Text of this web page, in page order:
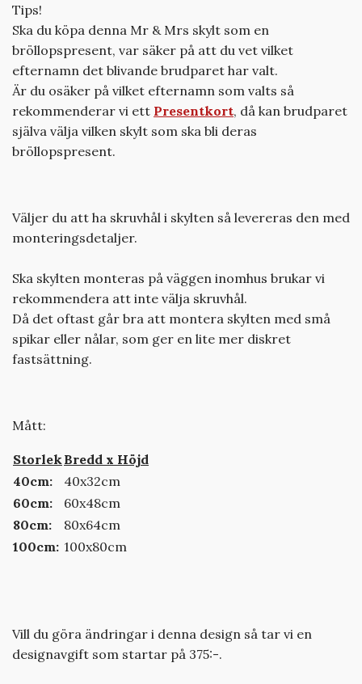
Tips!
Ska du köpa denna Mr & Mrs skylt som en
bröllopspresent, var säker på att du vet vilket
efternamn det blivande brudparet har valt.
Är du osäker på vilket efternamn som valts så
rekommenderar vi ett Presentkort, då kan brudparet
själva välja vilken skylt som ska bli deras
bröllopspresent.
Väljer du att ha skruvhål i skylten så levereras den med
monteringsdetaljer.
Ska skylten monteras på väggen inomhus brukar vi
rekommendera att inte välja skruvhål.
Då det oftast går bra att montera skylten med små
spikar eller nålar, som ger en lite mer diskret
fastsättning.
Mått:
StorlekBredd x Höjd
40cm:
40x32cm
60cm:
60x48cm
80cm:
80x64cm
100cm: 100x80cm
Vill du göra ändringar i denna design så tar vi en
designavgift som startar på 375:-.